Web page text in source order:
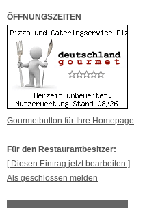
ÖFFNUNGSZEITEN
Gourmetbutton für Ihre Homepage
Für den Restaurantbesitzer:
[ Diesen Eintrag jetzt bearbeiten ]
Als geschlossen melden